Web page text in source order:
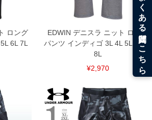
ロング
6L 7L
EDWIN デニスラ ニット ロング
パンツ インディゴ 3L 4L 5L 6L 7L
8L
¥2,970